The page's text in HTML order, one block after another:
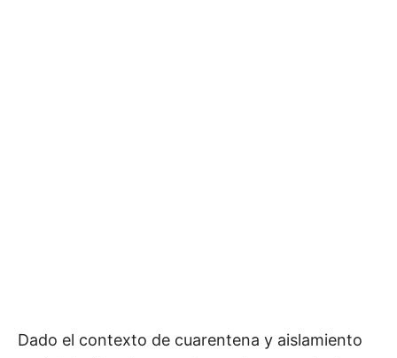
Dado el contexto de cuarentena y aislamiento